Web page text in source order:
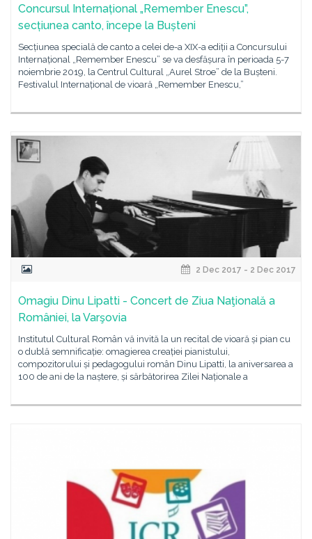
Concursul Internațional „Remember Enescu”,
secțiunea canto, începe la Bușteni
Secțiunea specială de canto a celei de-a XIX-a ediții a Concursului
Internațional „Remember Enescu” se va desfășura în perioada 5-7
noiembrie 2019, la Centrul Cultural „Aurel Stroe” de la Bușteni.
Festivalul Internațional de vioară „Remember Enescu,”
2 Dec 2017 - 2 Dec 2017
Omagiu Dinu Lipatti - Concert de Ziua Naţională a
României, la Varşovia
Institutul Cultural Român vă invită la un recital de vioară și pian cu
o dublă semnificație: omagierea creației pianistului,
compozitorului și pedagogului român Dinu Lipatti, la aniversarea a
100 de ani de la naștere, și sărbătorirea Zilei Naționale a